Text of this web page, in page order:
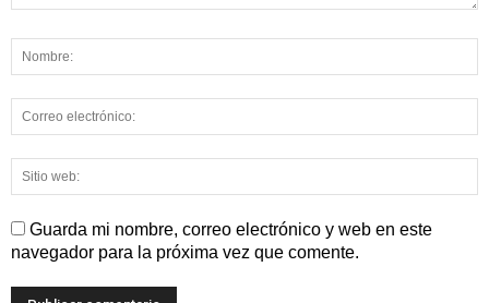
Guarda mi nombre, correo electrónico y web en este
navegador para la próxima vez que comente.